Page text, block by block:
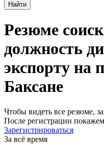
Найти
Резюме
должность
экспорту на
Баксане
Чтобы видеть все резюме,
После регистрации
Зарегистрироваться
За всё время